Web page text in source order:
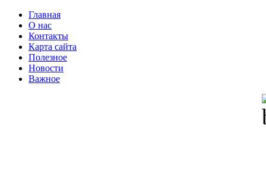
Главная
О нас
Контакты
Карта сайта
Полезное
Новости
Важное